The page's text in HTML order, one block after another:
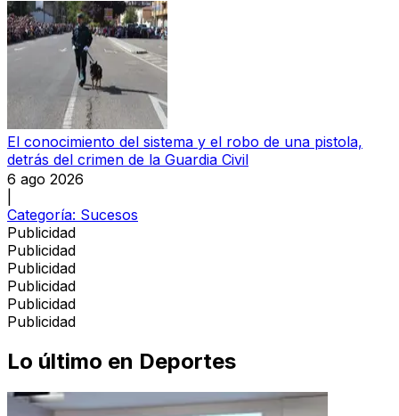
El conocimiento del sistema y el robo de una pistola,
detrás del crimen de la Guardia Civil
6 ago 2026
Categoría: Sucesos
Publicidad
Publicidad
Publicidad
Publicidad
Publicidad
Publicidad
Lo último en Deportes